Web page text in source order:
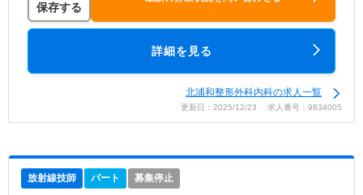
保存する
詳細を見る
北浦和整形外科内科の求人一覧
更新日：2025/12/23 求人番号：9834005
放射線技師 パート 募集停止